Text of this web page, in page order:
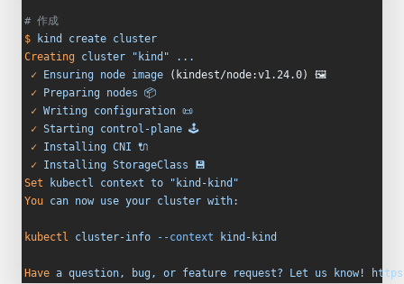
# 作成
$ kind create cluster
Creating cluster "kind" ...
✓ Ensuring node image (kindest/node:v1.24.0) 🖼
✓ Preparing nodes 📦
✓ Writing configuration 📜
✓ Starting control-plane 🕹️
✓ Installing CNI 🔌
✓ Installing StorageClass 💾
Set kubectl context to "kind-kind"
You can now use your cluster with:
kubectl cluster-info --context kind-kind
Have a question, bug, or feature request? Let us know!